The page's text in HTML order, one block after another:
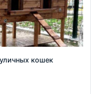
кошек